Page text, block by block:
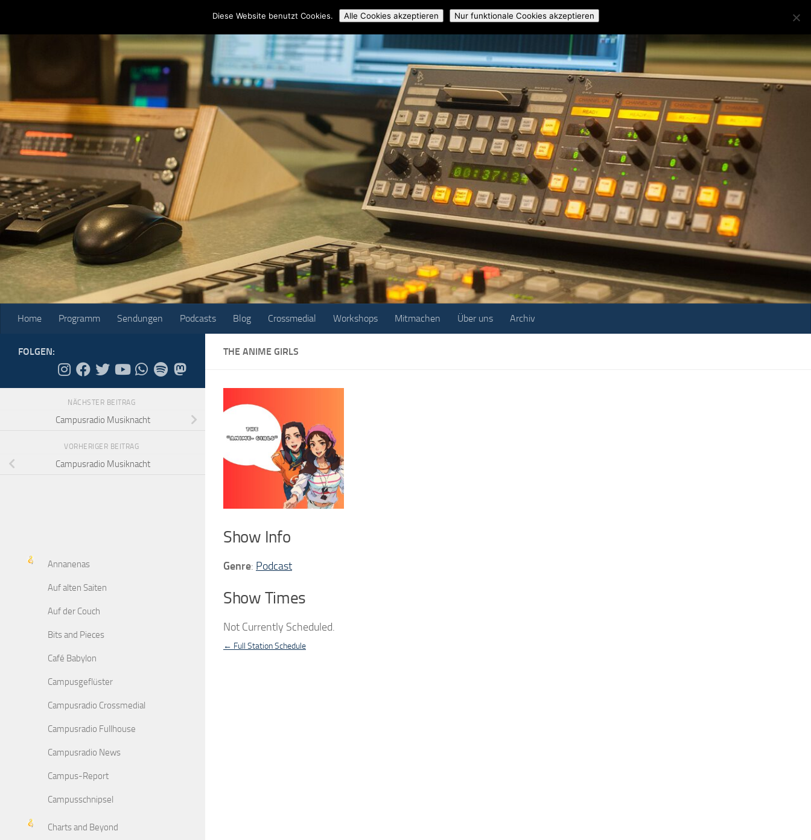
Blog Crossmedial Workshops Mitmachen Über uns Archiv
Home Programm Sendungen Podcasts Blog Crossmedial Workshops Mitmachen Über uns Archiv
THE ANIME GIRLS
Show Info
Genre: Podcast
Show Times
Not Currently Scheduled.
← Full Station Schedule
FOLGEN:
NÄCHSTER BEITRAG
Campusradio Musiknacht
VORHERIGER BEITRAG
Campusradio Musiknacht
Annanenas
Auf alten Saiten
Auf der Couch
Bits and Pieces
Café Babylon
Campusgeflüster
Campusradio Crossmedial
Campusradio Fullhouse
Campusradio News
Campus-Report
Campusschnipsel
Charts and Beyond
Diese Website benutzt Cookies. Alle Cookies akzeptieren Nur funktionale Cookies akzeptieren